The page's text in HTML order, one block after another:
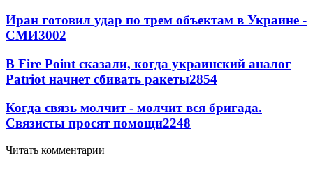
Иран готовил удар по трем объектам в Украине -
СМИ3002
В Fire Point сказали, когда украинский аналог
Patriot начнет сбивать ракеты2854
Когда связь молчит - молчит вся бригада.
Связисты просят помощи2248
Читать комментарии